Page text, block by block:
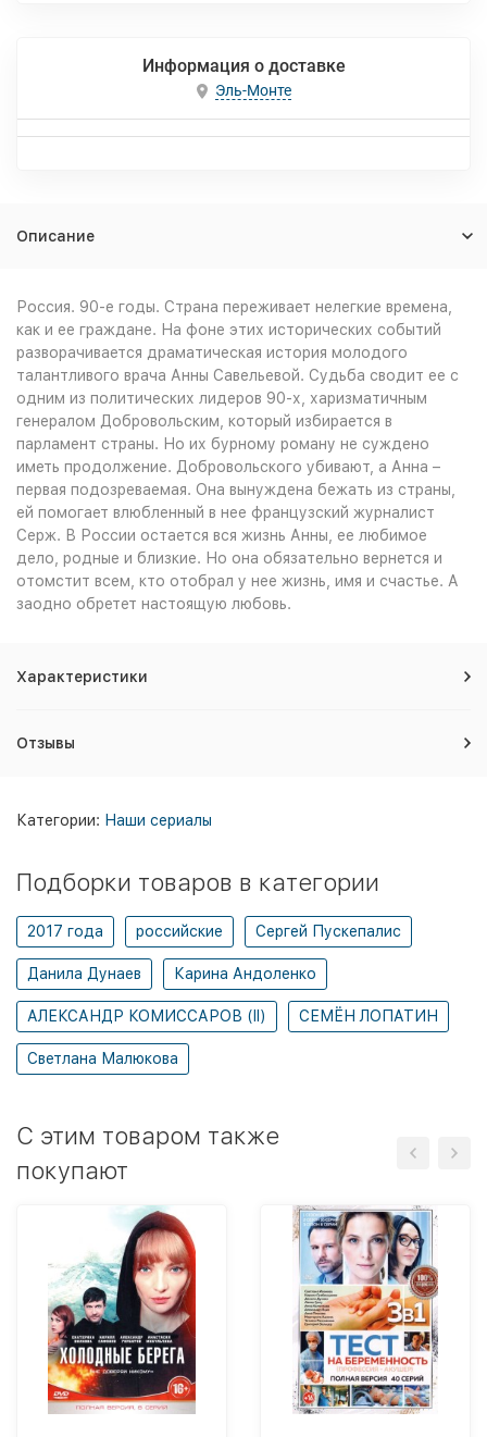
Информация о доставке
Эль-Монте
Описание
Россия. 90-е годы. Страна переживает нелегкие времена,
как и ее граждане. На фоне этих исторических событий
разворачивается драматическая история молодого
талантливого врача Анны Савельевой. Судьба сводит ее с
одним из политических лидеров 90-х, харизматичным
генералом Добровольским, который избирается в
парламент страны. Но их бурному роману не суждено
иметь продолжение. Добровольского убивают, а Анна –
первая подозреваемая. Она вынуждена бежать из страны,
ей помогает влюбленный в нее французский журналист
Серж. В России остается вся жизнь Анны, ее любимое
дело, родные и близкие. Но она обязательно вернется и
отомстит всем, кто отобрал у нее жизнь, имя и счастье. А
заодно обретет настоящую любовь.
Характеристики
Отзывы
Категории: Наши сериалы
Подборки товаров в категории
2017 года российские Сергей Пускепалис
Данила Дунаев Карина Андоленко
АЛЕКСАНДР КОМИССАРОВ (II) СЕМЁН ЛОПАТИН
Светлана Малюкова
C этим товаром также
покупают